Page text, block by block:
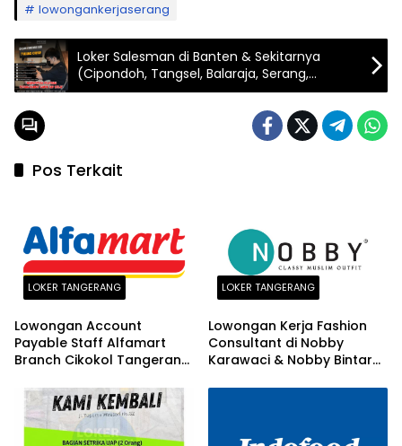
lowongankerjaserang
Loker Salesman di Banten & Sekitarnya
(Cipondoh, Tangsel, Balaraja, Serang,
Rangkasbitung)
Pos Terkait
LOKER TANGERANG
Lowongan Account
Payable Staff Alfamart
Branch Cikokol Tangerang
LOKER TANGERANG
Lowongan Kerja Fashion
Consultant di Nobby
Karawaci & Nobby Bintaro